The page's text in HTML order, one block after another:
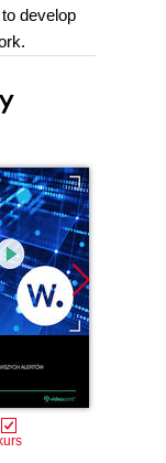
develop